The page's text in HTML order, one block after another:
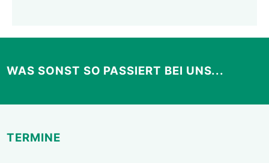
WAS SONST SO PASSIERT BEI UNS...
TERMINE